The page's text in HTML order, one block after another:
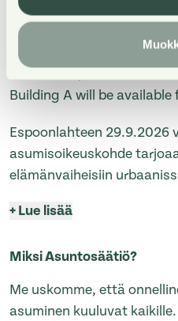
development. Therefore,
barrier-free, and it is not
apartments in the
1–4 room apartments
Building A will be available
Espoonlahteen
asumisoikeuskohde
elämänvaiheisiin
+Lue lisää
Miksi Asuntosäätiö?
Me uskomme, että
asuminen kuuluvat